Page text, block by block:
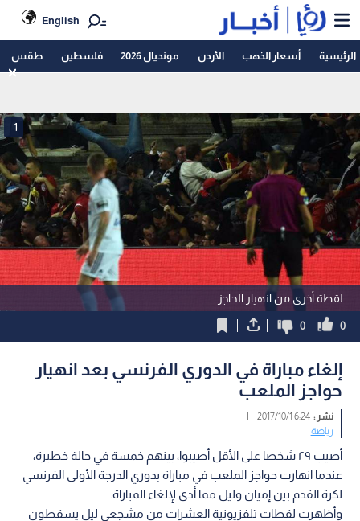
English
الرئيسية أسعار الذهب الأردن مونديال 2026 فلسطين طقس
لقطة أخرى من انهيار الحاجز
1
0
0
إلغاء مباراة في الدوري الفرنسي بعد انهيار
حواجز الملعب
نشر :6:24 2017/10/1
|
رياضة
أصيب ٢٩ شخصا على الأقل أصيبوا، بينهم خمسة في حالة خطيرة،
عندما انهارت حواجز الملعب في مباراة بدوري الدرجة الأولى الفرنسي
لكرة القدم بين إميان وليل مما أدى لإلغاء المباراة.
وأظهرت لقطات تلفزيونية العشرات من مشجعي ليل يسقطون